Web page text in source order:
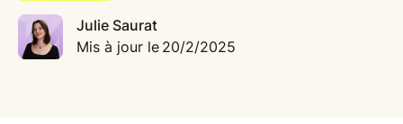
Julie Saurat
Mis à jour le 20/2/2025